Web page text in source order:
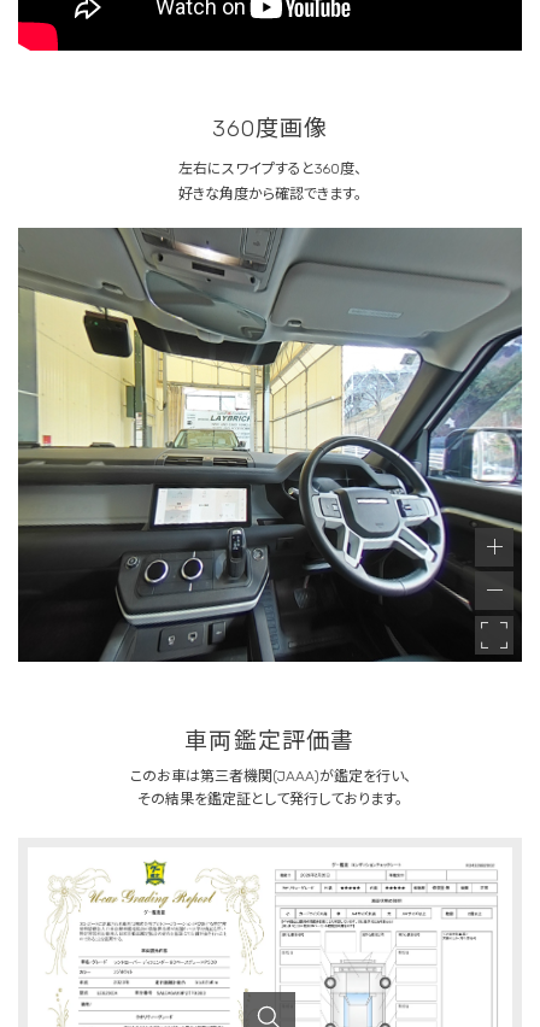
360度画像
左右にスワイプすると360度、
好きな角度から確認できます。
車両鑑定評価書
このお車は第三者機関(JAAA)が鑑定を行い、
その結果を鑑定証として発行しております。